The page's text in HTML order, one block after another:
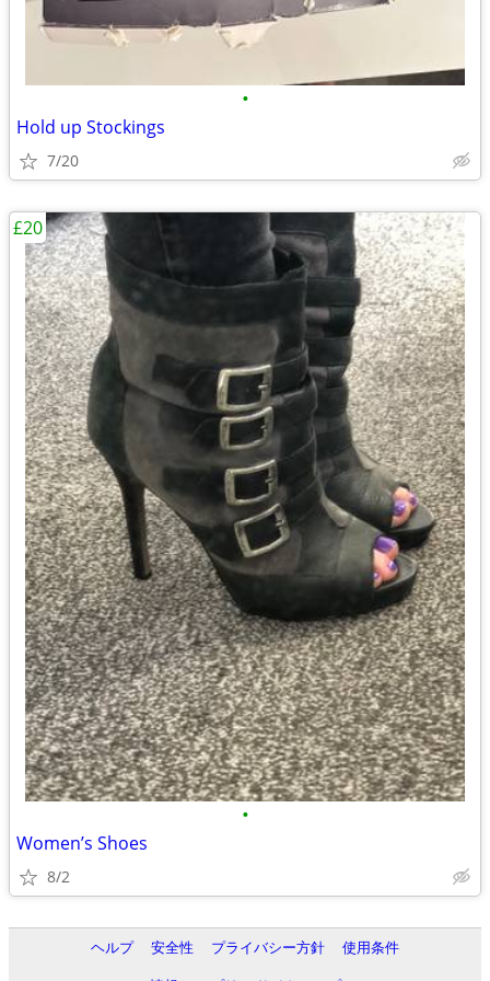
•
Hold up Stockings
7/20
•
Women’s Shoes
8/2
£20
ヘルプ 安全性 プライバシー方針
使用条件